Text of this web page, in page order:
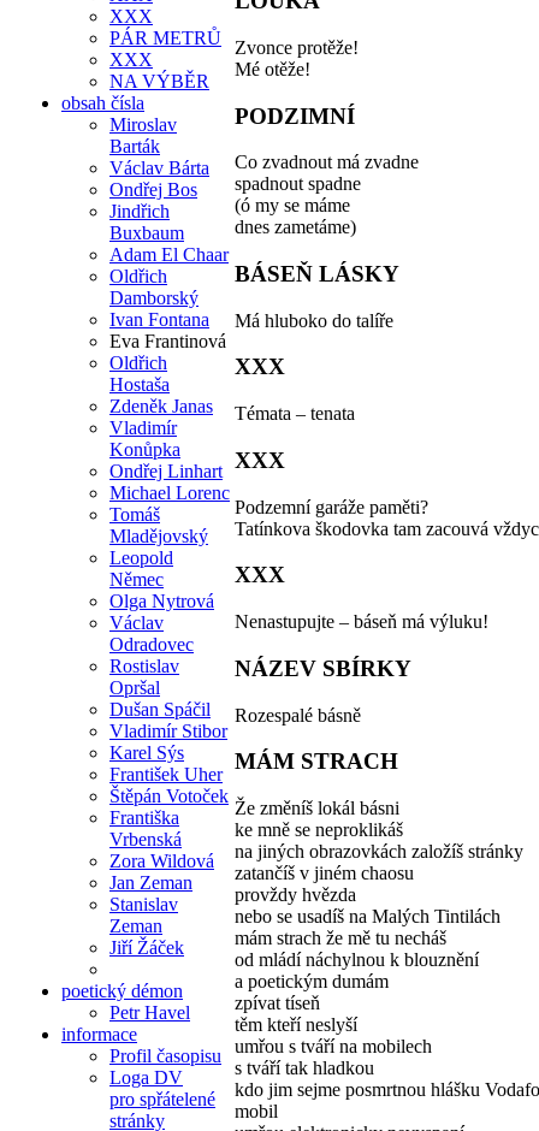
XXX
PÁR METRŮ
XXX
NA VÝBĚR
obsah čísla
Miroslav
Barták
Václav Bárta
Ondřej Bos
Jindřich
Buxbaum
Adam El Chaar
Oldřich
Damborský
Ivan Fontana
Eva Frantinová
Oldřich
Hostaša
Zdeněk Janas
Vladimír
Konůpka
Ondřej Linhart
Michael Lorenc
Tomáš
Mladějovský
Leopold
Němec
Olga Nytrová
Václav
Odradovec
Rostislav
Opršal
Dušan Spáčil
Vladimír Stibor
Karel Sýs
František Uher
Štěpán Votoček
Františka
Vrbenská
Zora Wildová
Jan Zeman
Stanislav
Zeman
Jiří Žáček
poetický démon
Petr Havel
informace
Profil časopisu
Loga DV
pro spřátelené
stránky
Zvonce protěže!
Mé otěže!
PODZIMNÍ
Co zvadnout má zvadne
spadnout spadne
(ó my se máme
dnes zametáme)
BÁSEŇ LÁSKY
Má hluboko do talíře
XXX
Témata – tenata
XXX
Podzemní garáže paměti?
Tatínkova škodovka tam zacouvá
XXX
Nenastupujte – báseň má výluku!
NÁZEV SBÍRKY
Rozespalé básně
MÁM STRACH
Že změníš lokál básni
ke mně se neproklikáš
na jiných obrazovkách založíš stránky
zatančíš v jiném chaosu
provždy hvězda
nebo se usadíš na Malých Tintilách
mám strach že mě tu necháš
od mládí náchylnou k blouznění
a poetickým dumám
zpívat tíseň
těm kteří neslyší
umřou s tváří na mobilech
s tváří tak hladkou
kdo jim sejme posmrtnou hlášku
mobil